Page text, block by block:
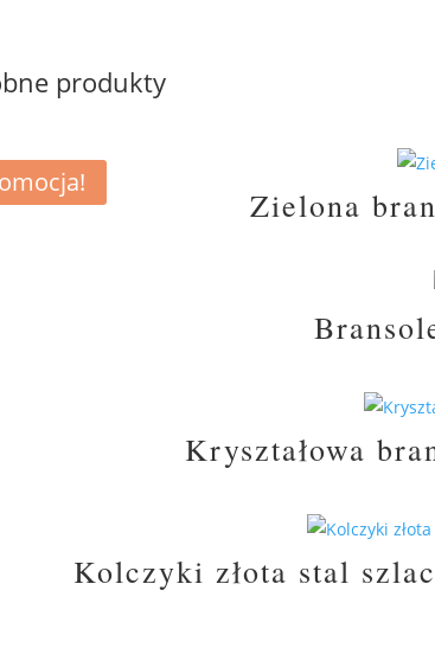
produkty
Zielona
Kryształowa
Kolczyki złota stal